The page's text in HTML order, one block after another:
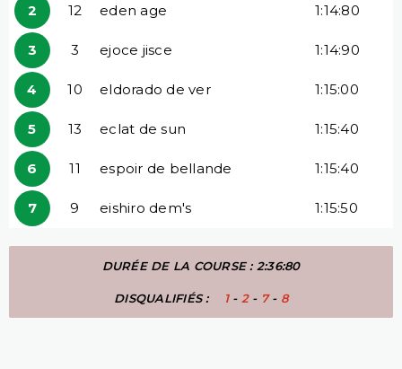
2 12 eden age 1:14:80
3 3 ejoce jisce 1:14:90
4 10 eldorado de ver 1:15:00
5 13 eclat de sun 1:15:40
6 11 espoir de bellande 1:15:40
7 9 eishiro dem's 1:15:50
DURÉE DE LA COURSE : 2:36:80
DISQUALIFIÉS : 1- 2- 7- 8